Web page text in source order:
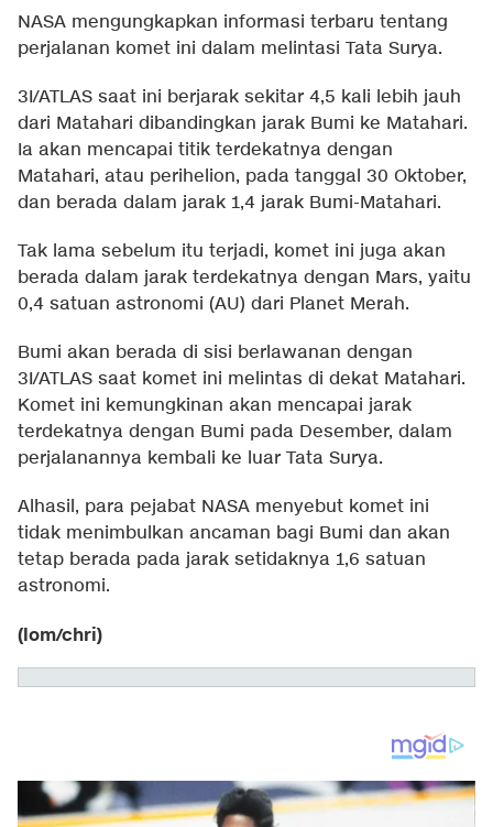
NASA mengungkapkan informasi terbaru tentang
perjalanan komet ini dalam melintasi Tata Surya.
3I/ATLAS saat ini berjarak sekitar 4,5 kali lebih jauh
dari Matahari dibandingkan jarak Bumi ke Matahari.
Ia akan mencapai titik terdekatnya dengan
Matahari, atau perihelion, pada tanggal 30 Oktober,
dan berada dalam jarak 1,4 jarak Bumi-Matahari.
Tak lama sebelum itu terjadi, komet ini juga akan
berada dalam jarak terdekatnya dengan Mars, yaitu
0,4 satuan astronomi (AU) dari Planet Merah.
Bumi akan berada di sisi berlawanan dengan
3I/ATLAS saat komet ini melintas di dekat Matahari.
Komet ini kemungkinan akan mencapai jarak
terdekatnya dengan Bumi pada Desember, dalam
perjalanannya kembali ke luar Tata Surya.
Alhasil, para pejabat NASA menyebut komet ini
tidak menimbulkan ancaman bagi Bumi dan akan
tetap berada pada jarak setidaknya 1,6 satuan
astronomi.
(lom/chri)